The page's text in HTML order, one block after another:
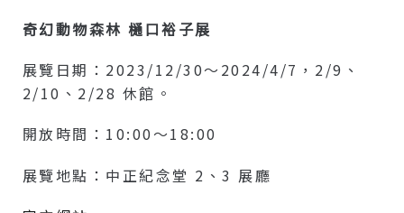
奇幻動物森林 樋口裕子展
展覽日期：2023/12/30～2024/4/7，2/9、
2/10、2/28 休館。
開放時間：10:00～18:00
展覽地點：中正紀念堂 2、3 展廳